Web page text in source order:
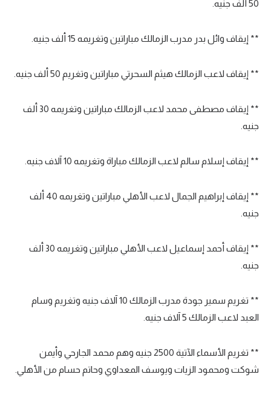
Gamers
تقرير في الجول
حكايات في الجول
50 ألف جنيه.
** إيقاف وائل بدر مدرب الزمالك مباراتين وتغريمه 15 ألف جنيه.
** إيقاف لاعب الزمالك هيثم السحرتي مباراتين وتغريم 50 ألف جنيه.
** إيقاف مصطفى محمد لاعب الزمالك مباراتين وتغريمه 30 ألف
جنيه.
** إيقاف إسلام سالم لاعب الزمالك مباراة وتغريمه 10 آلاف جنيه.
** إيقاف إبراهيم الجمال لاعب الأهلي مباراتين وتغريمه 40 ألف
جنيه.
** إيقاف أحمد إسماعيل لاعب الأهلي مباراتين وتغريمه 30 ألف
جنيه.
** تغريم سمير جودة مدرب الزمالك 10 آلاف جنيه وتغريم وسام
العبد لاعب الزمالك 5 آلاف جنيه.
** تغريم الأسماء الآتية 2500 جنيه وهم محمد الجارحي وأيمن
شوكت ومحمود الزيات ويوسف المعداوي وحاتم حسام من الأهلي.